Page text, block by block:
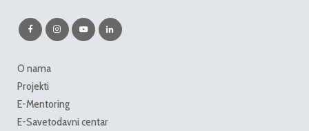
O nama
Projekti
E-Mentoring
E-Savetodavni centar